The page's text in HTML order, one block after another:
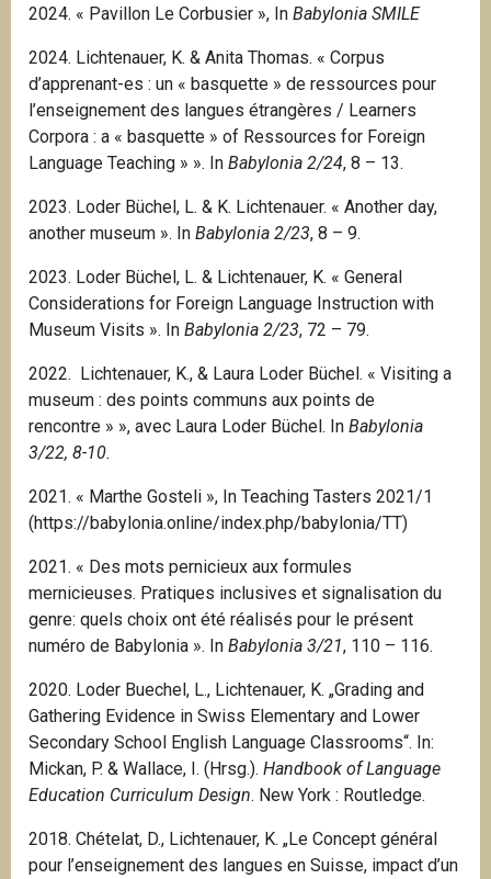
2024. « Pavillon Le Corbusier », In Babylonia SMILE
2024. Lichtenauer, K. & Anita Thomas. « Corpus
d’apprenant-es : un « basquette » de ressources pour
l’enseignement des langues étrangères / Learners
Corpora : a « basquette » of Ressources for Foreign
Language Teaching » ». In Babylonia 2/24, 8 – 13.
2023. Loder Büchel, L. & K. Lichtenauer. « Another day,
another museum ». In Babylonia 2/23, 8 – 9.
2023. Loder Büchel, L. & Lichtenauer, K. « General
Considerations for Foreign Language Instruction with
Museum Visits ». In Babylonia 2/23, 72 – 79.
2022. Lichtenauer, K., & Laura Loder Büchel. « Visiting a
museum : des points communs aux points de
rencontre » », avec Laura Loder Büchel. In Babylonia
3/22, 8-10.
2021. « Marthe Gosteli », In Teaching Tasters 2021/1
(https://babylonia.online/index.php/babylonia/TT)
2021. « Des mots pernicieux aux formules
mernicieuses. Pratiques inclusives et signalisation du
genre: quels choix ont été réalisés pour le présent
numéro de Babylonia ». In Babylonia 3/21, 110 – 116.
2020. Loder Buechel, L., Lichtenauer, K. „Grading and
Gathering Evidence in Swiss Elementary and Lower
Secondary School English Language Classrooms“. In:
Mickan, P. & Wallace, I. (Hrsg.). Handbook of Language
Education Curriculum Design. New York : Routledge.
2018. Chételat, D., Lichtenauer, K. „Le Concept général
pour l’enseignement des langues en Suisse, impact d’un